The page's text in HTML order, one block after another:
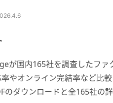
が国内165社を調査したファ
やオンライン完結率など比
のダウンロードと全165社の